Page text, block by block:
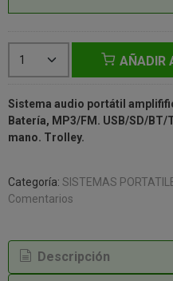
AÑADIR
Sistema audio portátil
Batería, MP3/FM. USB/SD/BT/TWS. Microfono inalámbrico de
mano. Trolley.
Categoría: SISTEMAS
Comentarios
Descripción